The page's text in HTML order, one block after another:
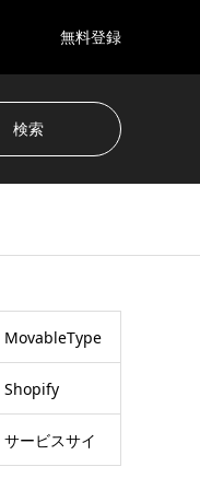
無料登録
MovableType
Shopify
サービスサイ